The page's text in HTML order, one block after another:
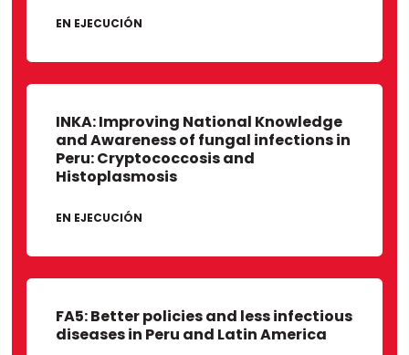
University of Texas Health Science
Universidad de Ucayali
Hospital II-2 Santa Gema de
Yurimaguas
Hospital Regional de Lambayeque
Universidad Nacional de la Amazonia
Universidad Toribio Rodríguez de
Mendoza
EN EJECUCIÓN
INKA: Improving National Knowledge
and Awareness of fungal infections in
Peru: Cryptococcosis and
Histoplasmosis
EN EJECUCIÓN
FA5: Better policies and less infectious
diseases in Peru and Latin America